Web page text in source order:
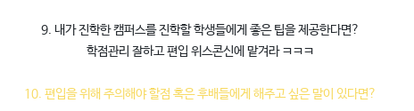
9. 내가 진학한 캠퍼스를 진학할 학생들에게 좋은 팁을 제공한다면?
학점관리 잘하고 편입 위스콘신에 맡겨라 ㅋㅋㅋ
10. 편입을 위해 주의해야 할점 혹은 후배들에게 해주고 싶은 말이 있다면?